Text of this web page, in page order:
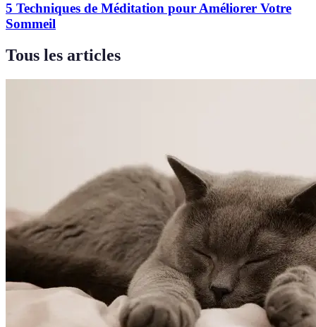
5 Techniques de Méditation pour Améliorer Votre
Sommeil
Tous les articles